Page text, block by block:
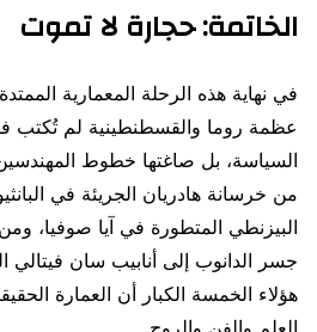
الخاتمة: حجارة لا تموت
في نهاية هذه الرحلة المعمارية
عظمة روما والقسطنطينية لم تُكتب
السياسة، بل صاغتها خطوط
من خرسانة هادريان الجريئة في
البيزنطي المتطورة في آيا صوفيا،
جسر الدانوب إلى أنابيب سان فيتالي
هؤلاء الخمسة الكبار أن العمارة